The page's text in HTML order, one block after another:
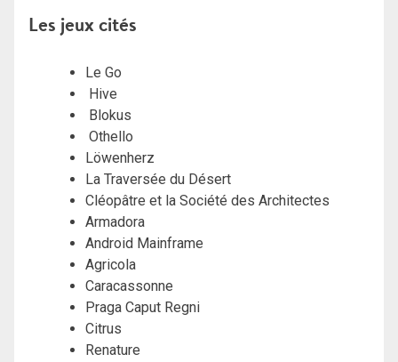
Les jeux cités
Le Go
Hive
Blokus
Othello
Löwenherz
La Traversée du Désert
Cléopâtre et la Société des Architectes
Armadora
Android Mainframe
Agricola
Caracassonne
Praga Caput Regni
Citrus
Renature